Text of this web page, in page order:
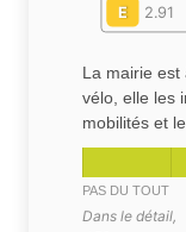
E
2.91
La mairie est
vélo, elle les
mobilités et
PAS DU TOUT
Dans le détail,